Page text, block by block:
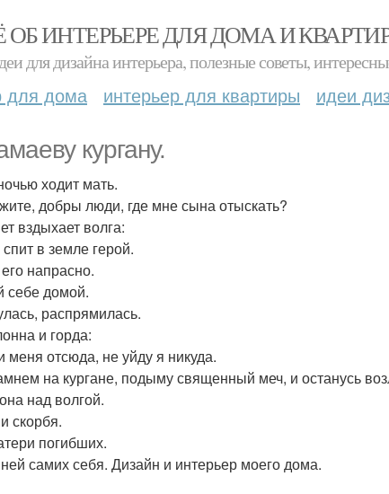
ОБ ИНТЕРЬЕРЕ ДЛЯ ДОМА И
для дизайна интерьера, полезные советы,
для дома интерьер для квартиры идеи
кургану.
ходит мать.
добры люди, где мне сына отыскать?
вздыхает волга:
в земле герой.
напрасно.
себе домой.
распрямилась.
и горда:
меня отсюда, не уйду я никуда.
на кургане, подыму священный меч, и останусь
над волгой.
скорбя.
погибших.
самих себя. Дизайн и интерьер моего дома.